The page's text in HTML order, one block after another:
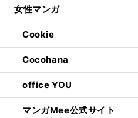
女性マンガ
Cookie
Cocohana
office YOU
マンガMee公式サイト